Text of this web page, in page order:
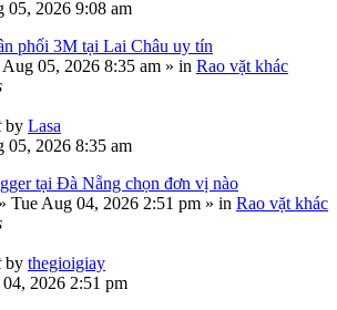
05, 2026 9:08 am
phối 3M tại Lai Châu uy tín
Aug 05, 2026 8:35 am » in Rao vặt khác
by Lasa
05, 2026 8:35 am
tại Đà Nẵng chọn đơn vị nào
» Tue Aug 04, 2026 2:51 pm » in Rao vặt khác
by thegioigiay
2026 2:51 pm